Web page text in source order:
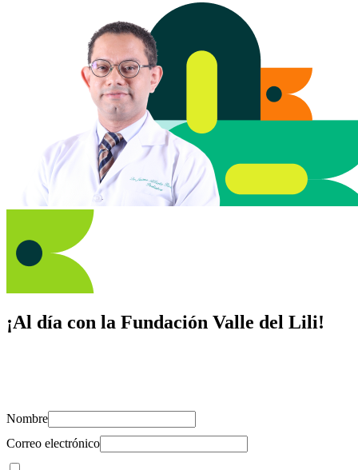
¡Al día con la Fundación Valle del Lili!
Nombre
Correo electrónico